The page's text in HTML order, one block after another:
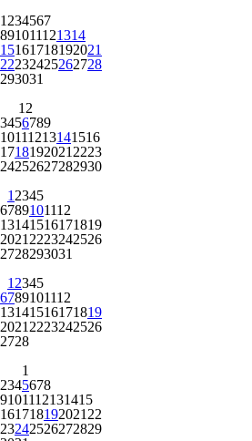
1 234567
891011121314
15161718192021
22232425262728
293031
1 2
3456789
10111213141516
1718192021 2223
24252627282930
1 2345
6789101112
13141516171819
2021 2223242526
2728293031
1 2345
6789101112
13141516171819
2021 2223242526
2728
1
2345678
9101112131415
161718192021 22
23242526272829